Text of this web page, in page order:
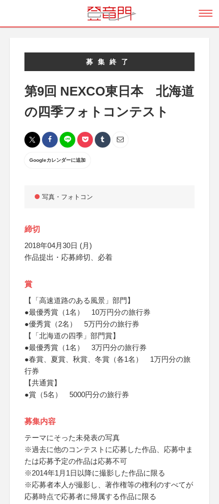
募集終了
第9回 NEXCO東日本 北海道
の四季フォトコンテスト
Googleカレンダーに追加
写真・フォトコン
締切
2018年04月30日 (月)
作品提出・応募締切、必着
賞
【「高速道路のある風景」部門】
●最優秀賞（1名） 10万円分の旅行券
●優秀賞（2名） 5万円分の旅行券
【「北海道の四季」部門賞】
●最優秀賞（1名） 3万円分の旅行券
●春賞、夏賞、秋賞、冬賞（各1名） 1万円分の旅
行券
【共通賞】
●賞（5名） 5000円分の旅行券
募集内容
テーマにそった未発表の写真
※過去に他のコンテストに応募した作品、応募中ま
たは応募予定の作品は応募不可
※2014年1月1日以降に撮影した作品に限る
※応募者本人が撮影し、著作権等の権利のすべてが
応募時点で応募者に帰属する作品に限る